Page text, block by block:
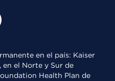
en el país: Kaiser
en el Norte y Sur de
Health Plan de